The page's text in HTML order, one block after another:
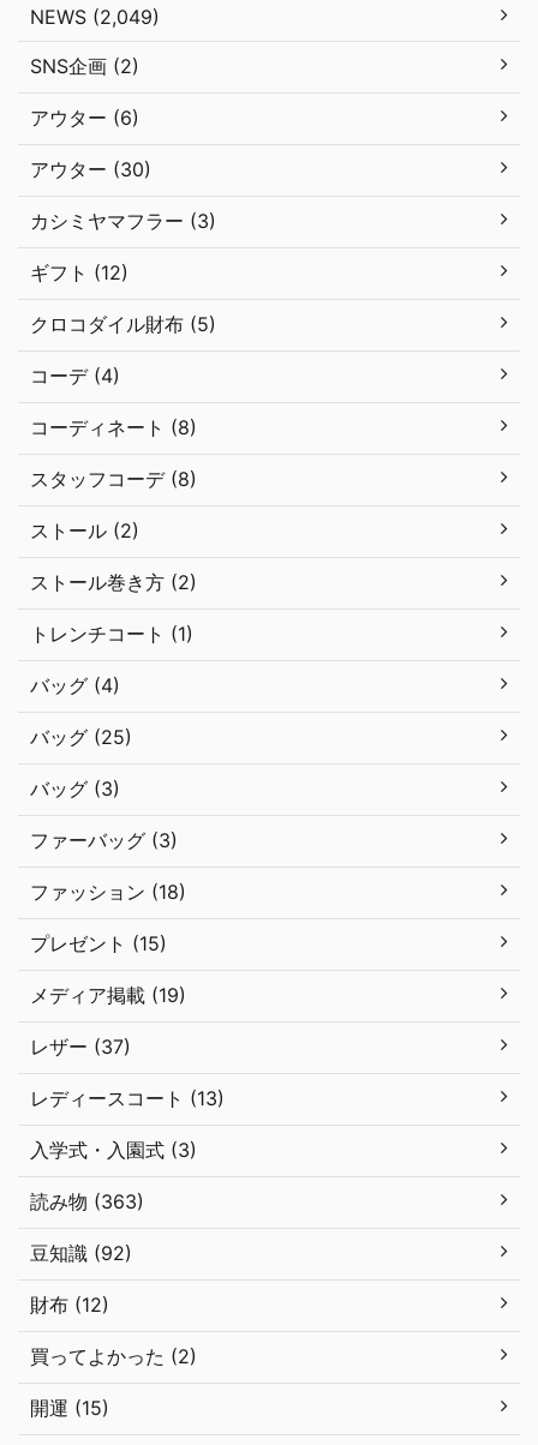
NEWS (2,049)
SNS企画 (2)
アウター (6)
アウター (30)
カシミヤマフラー (3)
ギフト (12)
クロコダイル財布 (5)
コーデ (4)
コーディネート (8)
スタッフコーデ (8)
ストール (2)
ストール巻き方 (2)
トレンチコート (1)
バッグ (4)
バッグ (25)
バッグ (3)
ファーバッグ (3)
ファッション (18)
プレゼント (15)
メディア掲載 (19)
レザー (37)
レディースコート (13)
入学式・入園式 (3)
読み物 (363)
豆知識 (92)
財布 (12)
買ってよかった (2)
開運 (15)